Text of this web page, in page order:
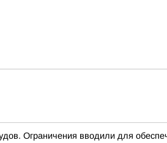
Ограничения вводили для